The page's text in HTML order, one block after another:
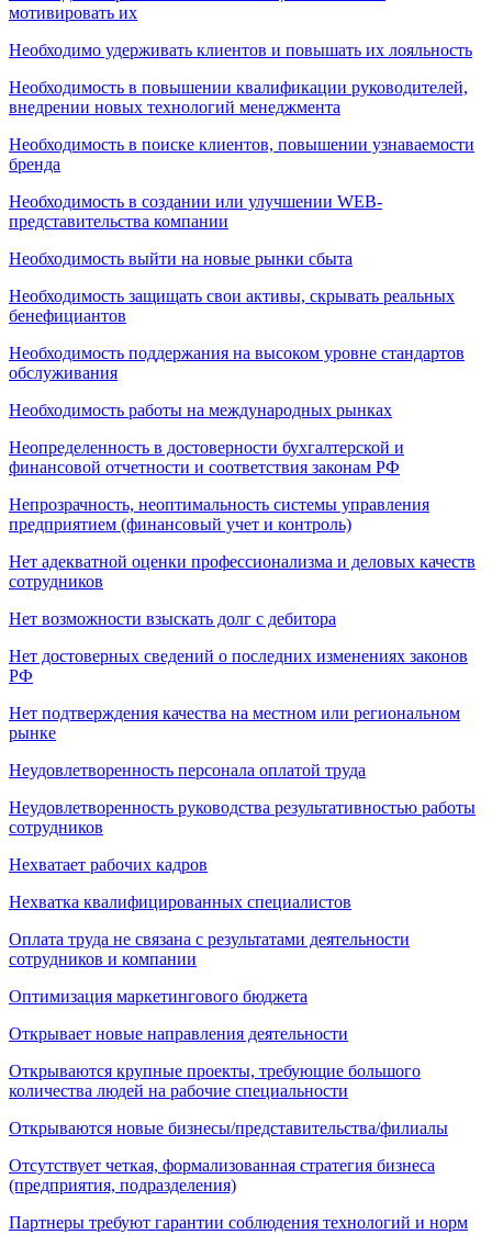
мотивировать их
Необходимо удерживать клиентов и повышать их лояльность
Необходимость в повышении квалификации руководителей,
внедрении новых технологий менеджмента
Необходимость в поиске клиентов, повышении узнаваемости
бренда
Необходимость в создании или улучшении WEB-
представительства компании
Необходимость выйти на новые рынки сбыта
Необходимость защищать свои активы, скрывать реальных
бенефициантов
Необходимость поддержания на высоком уровне стандартов
обслуживания
Необходимость работы на международных рынках
Неопределенность в достоверности бухгалтерской и
финансовой отчетности и соответствия законам РФ
Непрозрачность, неоптимальность системы управления
предприятием (финансовый учет и контроль)
Нет адекватной оценки профессионализма и деловых качеств
сотрудников
Нет возможности взыскать долг с дебитора
Нет достоверных сведений о последних изменениях законов
РФ
Нет подтверждения качества на местном или региональном
рынке
Неудовлетворенность персонала оплатой труда
Неудовлетворенность руководства результативностью работы
сотрудников
Нехватает рабочих кадров
Нехватка квалифицированных специалистов
Оплата труда не связана с результатами деятельности
сотрудников и компании
Оптимизация маркетингового бюджета
Открывает новые направления деятельности
Открываются крупные проекты, требующие большого
количества людей на рабочие специальности
Открываются новые бизнесы/представительства/филиалы
Отсутствует четкая, формализованная стратегия бизнеса
(предприятия, подразделения)
Партнеры требуют гарантии соблюдения технологий и норм